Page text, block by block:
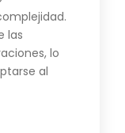
las
lo
al